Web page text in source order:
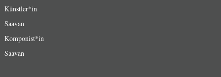
Künstler*in
Saavan
Komponist*in
Saavan